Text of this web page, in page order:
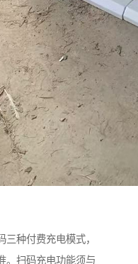
种付费充电模式，
。扫码充电功能须与